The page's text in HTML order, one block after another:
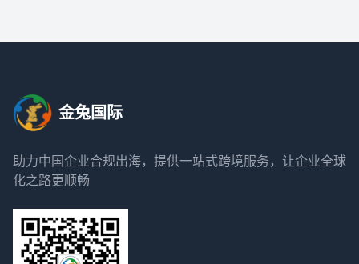
金兔国际
助力中国企业合规出海，提供一站式跨境服务，让企业全球
化之路更顺畅